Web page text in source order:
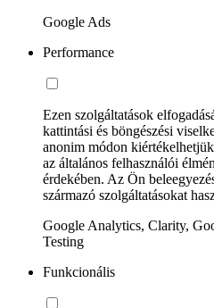
Google Ads
Performance
Ezen szolgáltatások
kattintási és böngészési
anonim módon
az általános felhasználói
érdekében. Az Ön
származó szolgáltatásokat
Google Analytics, Clarity,
Testing
Funkcionális